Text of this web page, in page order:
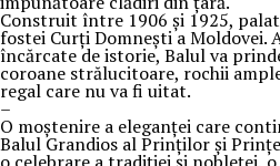
Construit între 1906 și 1925,
fostei Curți Domnești a Moldovei.
încărcate de istorie, Balul va
coroane strălucitoare, rochii
regal care nu va fi uitat.
–
O moștenire a eleganței care
Balul Grandios al Prinților și